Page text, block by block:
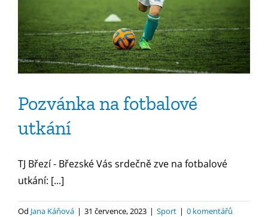
Pozvánka na fotbalové
utkání
TJ Březí - Březské Vás srdečně zve na fotbalové
utkání: [...]
Od Jana Káňová | 31 července, 2023 | Sport | 0 komentářů